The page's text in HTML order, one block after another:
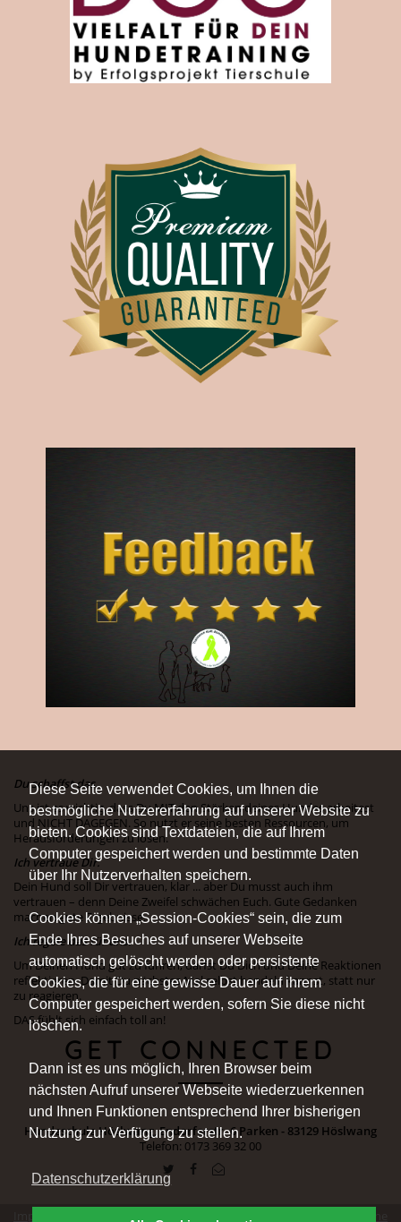
Diese Seite verwendet Cookies, um Ihnen die
bestmögliche Nutzererfahrung auf unserer Website zu
bieten. Cookies sind Textdateien, die auf Ihrem
Computer gespeichert werden und bestimmte Daten
über Ihr Nutzerverhalten speichern.
Cookies können „Session-Cookies“ sein, die zum
Ende Ihres Besuches auf unserer Webseite
automatisch gelöscht werden oder persistente
Cookies, die für eine gewisse Dauer auf ihrem
Computer gespeichert werden, sofern Sie diese nicht
löschen.
Dann ist es uns möglich, Ihren Browser beim
nächsten Aufruf unserer Webseite wiederzuerkennen
und Ihnen Funktionen entsprechend Ihrer bisherigen
Nutzung zur Verfügung zu stellen.
Datenschutzerklärung
Du schaffst das.
Uns ist es wichtig, dass Du MIT den Stärken deines Hundes arbeitest
und NICHT DAGEGEN. So nutzt er seine besten Ressourcen, um
Herausforderungen zu lösen.
Ich vertraue Dir.
Dein Hund soll Dir vertrauen, klar ... aber Du musst auch ihm
vertrauen – denn Deine Zweifel schwächen Euch. Gute Gedanken
machen gute Ergebnisse.
Ich regele das für uns.
Um Deinen Hund gut zu führen, darfst Du Dich und Deine Reaktionen
reflektieren. Damit Du nächstes Mal selbst handeln kannst, statt nur
zu reagieren.
DAS fühlt sich einfach toll an!
GET CONNECTED
Hundeschule Höslwang, Endorferstr. 6 Parken - 83129 Höslwang
Telefon: 0173 369 32 00